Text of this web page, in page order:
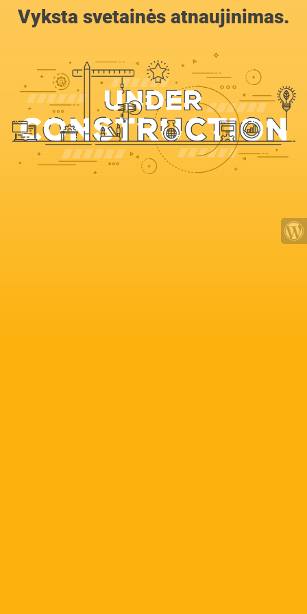
Vyksta svetainės atnaujinimas.